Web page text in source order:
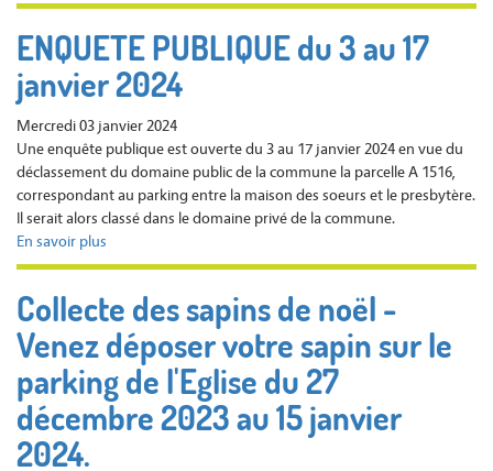
Prochain
municipal
le
29
janvier
2024
à
18h30
ENQUETE PUBLIQUE du 3 au 17
janvier 2024
Mercredi 03 janvier 2024
Une enquête publique est ouverte du 3 au 17 janvier 2024 en vue du
déclassement du domaine public de la commune la parcelle A 1516,
correspondant au parking entre la maison des soeurs et le presbytère.
Il serait alors classé dans le domaine privé de la commune.
En savoir plus
ENQUETE
du
au
17
janvier
2024
Collecte des sapins de noël -
Venez déposer votre sapin sur le
parking de l'Eglise du 27
décembre 2023 au 15 janvier
2024.